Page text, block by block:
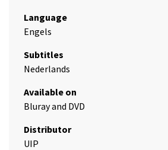
Language
Engels
Subtitles
Nederlands
Available on
Bluray and DVD
Distributor
UIP